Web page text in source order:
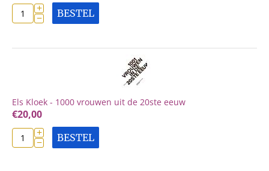
+
− BESTEL
Els Kloek - 1000 vrouwen uit de 20ste eeuw
€20,00
+
− BESTEL